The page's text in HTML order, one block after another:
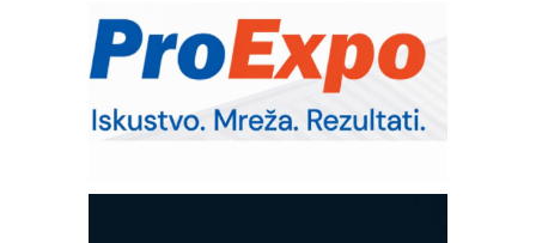
IB BLUMENAUER - više od 40 godina
poverenja u industriji
RMQ-TITAN ADVANCED INDICATOR
– Pametna signalizacija za efikasnije
upravljanje mašinama